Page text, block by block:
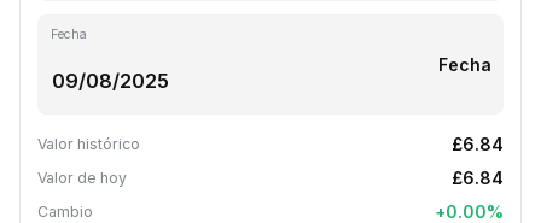
Fecha
Fecha
Valor histórico £6.84
Valor de hoy £6.84
Cambio +0.00%